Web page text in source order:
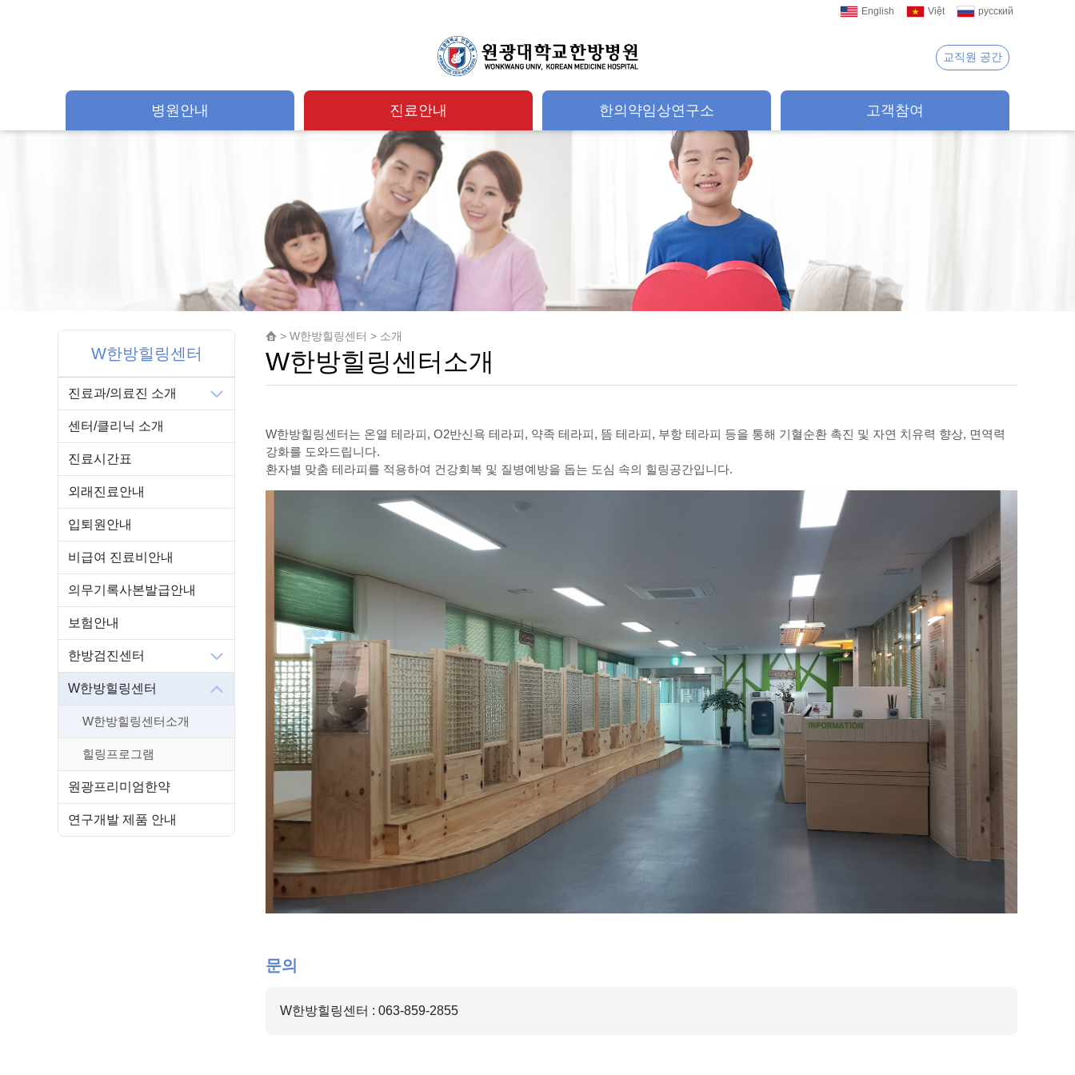
English Việt русский
교직원 공간
병원안내 진료안내 한의약임상연구소 고객참여
W한방힐링센터
진료과/의료진 소개
센터/클리닉 소개
진료시간표
외래진료안내
입퇴원안내
비급여 진료비안내
의무기록사본발급안내
보험안내
한방검진센터
W한방힐링센터
W한방힐링센터소개
힐링프로그램
원광프리미엄한약
연구개발 제품 안내
> W한방힐링센터 > 소개
W한방힐링센터소개
W한방힐링센터는 온열 테라피, O2반신욕 테라피, 약족 테라피, 뜸 테라피, 부항 테라피 등을 통해 기혈순환 촉진 및 자연 치유력 향상, 면역력
강화를 도와드립니다.
환자별 맞춤 테라피를 적용하여 건강회복 및 질병예방을 돕는 도심 속의 힐링공간입니다.
문의
W한방힐링센터 : 063-859-2855